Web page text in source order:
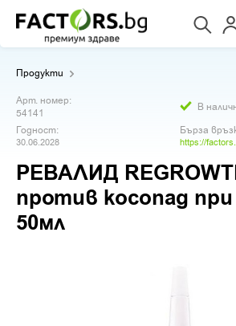
Продукти
Арт. номер:
54141
В
Годност:
30.06.2028
Бърза
https://
РЕВАЛИД
против косопад
50мл